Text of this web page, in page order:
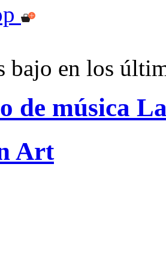
bajo en los
de música
Art